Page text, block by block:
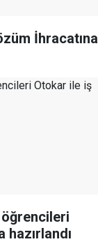
İhracatına
hazırlandı